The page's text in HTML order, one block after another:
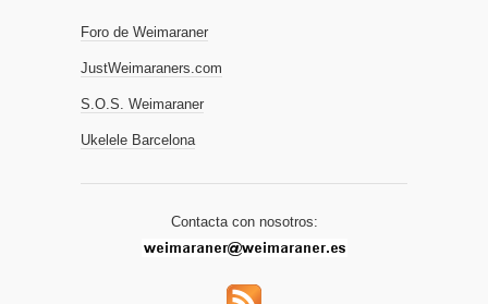
Foro de Weimaraner
JustWeimaraners.com
S.O.S. Weimaraner
Ukelele Barcelona
Contacta con nosotros: